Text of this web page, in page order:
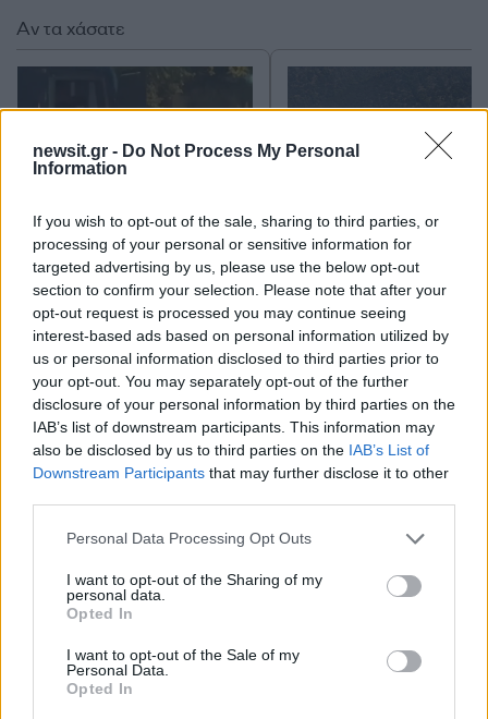
newsit.gr - Do Not Process My Personal
Information
If you wish to opt-out of the sale, sharing to third parties, or
processing of your personal or sensitive information for
targeted advertising by us, please use the below opt-out
section to confirm your selection. Please note that after your
opt-out request is processed you may continue seeing
interest-based ads based on personal information utilized by
us or personal information disclosed to third parties prior to
your opt-out. You may separately opt-out of the further
disclosure of your personal information by third parties on the
IAB’s list of downstream participants. This information may
also be disclosed by us to third parties on the IAB’s List of
Downstream Participants that may further disclose it to other
Please note that this website/app uses one or more Google
not limited to your visit or usage behaviour. You may click to
grant or deny consent to Google and its third-party tags to
use your data for below specified purposes in below Google
consent section.
Personal Data Processing Opt Outs
I want to opt-out of the Sharing of my
personal data.
Opted In
I want to opt-out of the Sale of my
Personal Data.
Opted In
Σχόλια
Αν τα χάσατε
Marfin: Απολογείται
σήμερα η 46χρονη που
έφτασε από τη Βρετανία –
Η μεταγωγή στην Ελλάδα
και τα στοιχεία που την
εμπλέκουν
Προσωρινά
δήμαρχος, ο
ο ιδιοκτήτης του
πάρκου για τη φωτιά
Πόρτο Γερμενό και
Ξηρονομή